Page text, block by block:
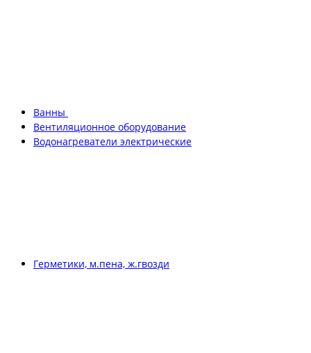
Ванны
Вентиляционное оборудование
Водонагреватели электрические
Герметики, м.пена, ж.гвозди